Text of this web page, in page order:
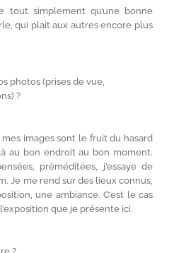
tout simplement qu’une bonne
qui plait aux autres encore plus
photos (prises de vue,
?
images sont le fruit du hasard
au bon endroit au bon moment.
préméditées, j’essaye de
Je me rend sur des lieux connus,
une ambiance. C’est le cas
que je présente ici.